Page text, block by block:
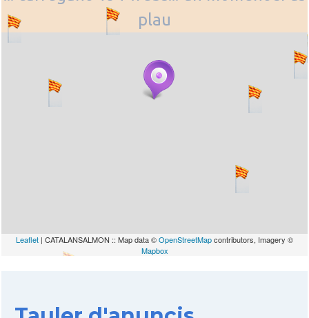
plau
Leaflet | CATALANSALMON :: Map data ©OpenStreetMapcontributors, Imagery ©
Mapbox